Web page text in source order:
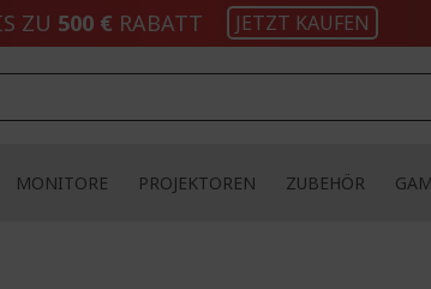
ZU 500 € RABATT JETZT KAUFEN
MONITORE PROJEKTOREN ZUBEHÖR